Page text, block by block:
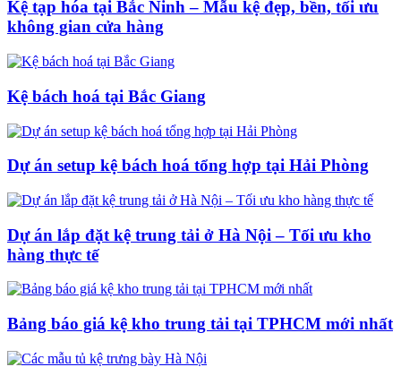
Kệ tạp hóa tại Bắc Ninh – Mẫu kệ đẹp, bền, tối ưu
không gian cửa hàng
Kệ bách hoá tại Bắc Giang
Dự án setup kệ bách hoá tổng hợp tại Hải Phòng
Dự án lắp đặt kệ trung tải ở Hà Nội – Tối ưu kho
hàng thực tế
Bảng báo giá kệ kho trung tải tại TPHCM mới nhất